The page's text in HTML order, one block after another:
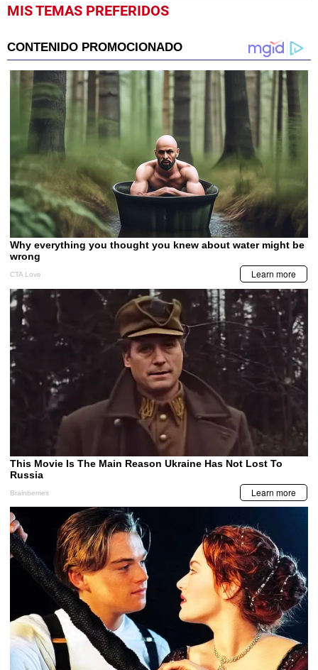
MIS TEMAS PREFERIDOS